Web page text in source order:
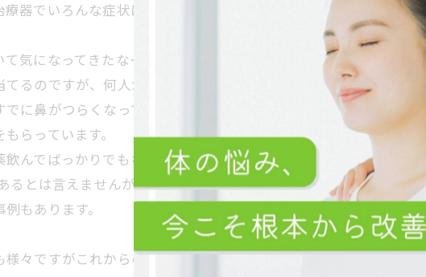
器でいろんな症状に対しての当て方があるんですが、そのなかに
気になってきたなーって方もいますね⁉️
てるのですが、何人かの方に通電して「鼻の通りが良くなった気
でに鼻がつらくなってくる時期だけどたまたま花粉が少ないから
らっています。
んでばっかりでもなんかな〜🤔て思っていると言われた方もいま
るとは言えませんが、症状がやわらぐ方が多いようで早い方で
もあります。
様々ですがこれからの時期、花粉症の症状のつらさをやわらげる